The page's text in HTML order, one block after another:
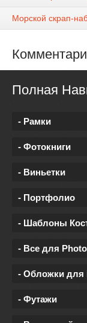
Морской скрап-
Полная
- Рамки
- Фотокниги
- Виньетки
- Портфолио
- Шаблоны
- Все для
- Обложки для
- Футажи